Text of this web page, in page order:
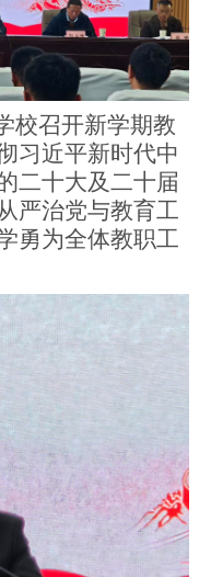
校召开新学期教
习近平新时代中
二十大及二十届
严治党与教育工
勇为全体教职工